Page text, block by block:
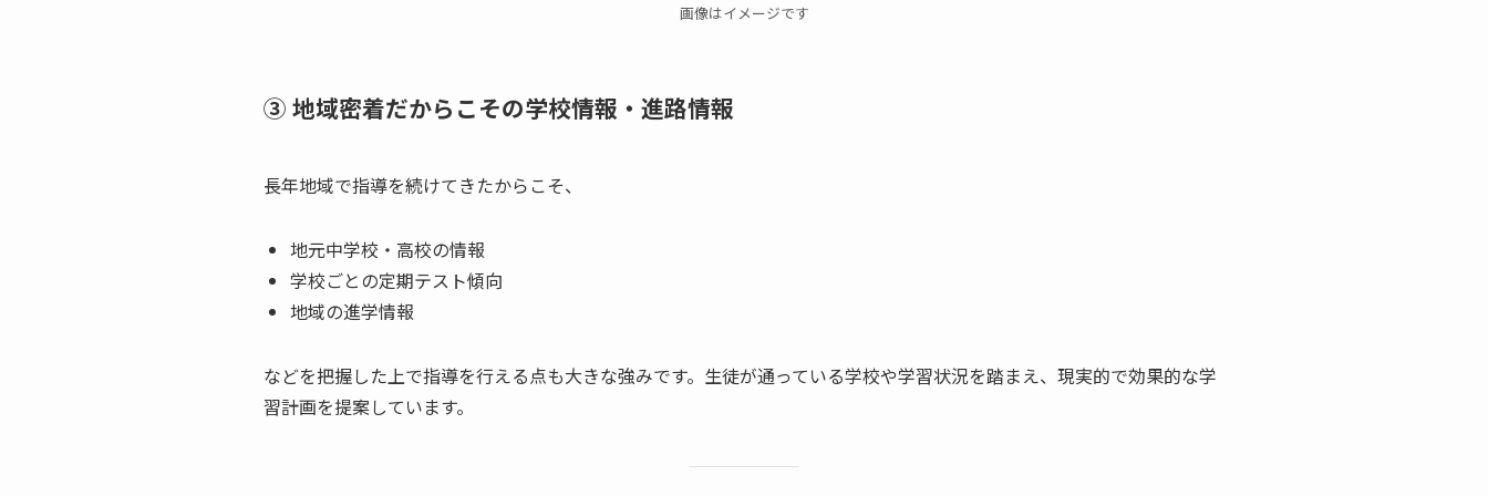
画像はイメージです
③ 地域密着だからこその学校情報・進路情報
長年地域で指導を続けてきたからこそ、
地元中学校・高校の情報
学校ごとの定期テスト傾向
地域の進学情報
などを把握した上で指導を行える点も大きな強みです。生徒が通っている学校や学習状況を踏まえ、現実的で効果的な学
習計画を提案しています。